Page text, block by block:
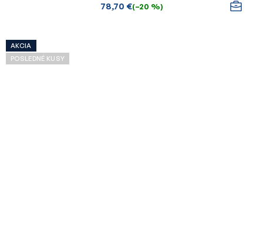
78,70 €(–20 %)
AKCIA
POSLEDNÉ KUSY